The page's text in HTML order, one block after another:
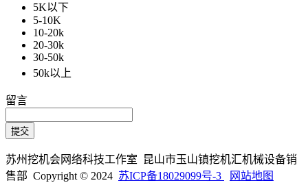
5K以下
5-10K
10-20k
20-30k
30-50k
50k以上
留言
苏州挖机会网络科技工作室 昆山市玉山镇挖机汇机械设备销
售部 Copyright © 2024 苏ICP备18029099号-3 网站地图